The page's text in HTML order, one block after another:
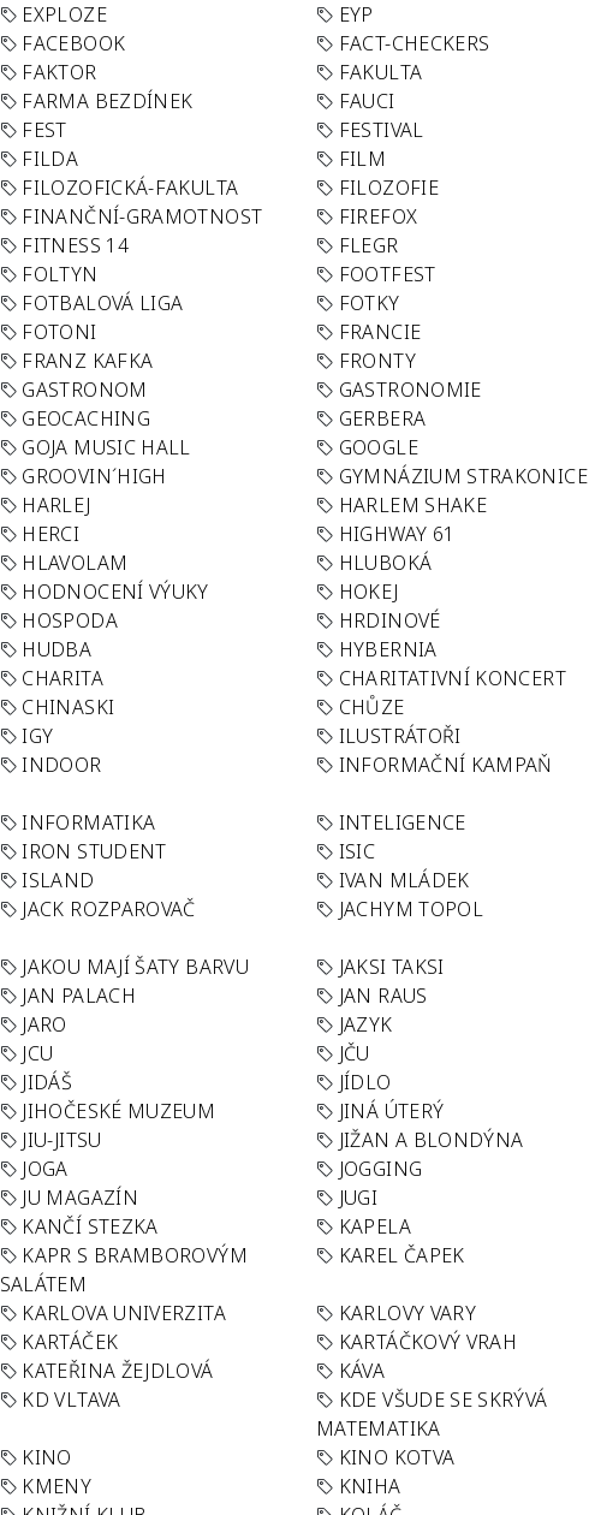
EXPLOZE EYP
FACEBOOK FACT-CHECKERS
FAKTOR FAKULTA
FARMA BEZDÍNEK FAUCI
FEST FESTIVAL
FILDA FILM
FILOZOFICKÁ-FAKULTA FILOZOFIE
FINANČNÍ-GRAMOTNOST FIREFOX
FITNESS 14 FLEGR
FOLTYN FOOTFEST
FOTBALOVÁ LIGA FOTKY
FOTONI FRANCIE
FRANZ KAFKA FRONTY
GASTRONOM GASTRONOMIE
GEOCACHING GERBERA
GOJA MUSIC HALL GOOGLE
GROOVIN´HIGH GYMNÁZIUM STRAKONICE
HARLEJ HARLEM SHAKE
HERCI HIGHWAY 61
HLAVOLAM HLUBOKÁ
HODNOCENÍ VÝUKY HOKEJ
HOSPODA HRDINOVÉ
HUDBA HYBERNIA
CHARITA CHARITATIVNÍ KONCERT
CHINASKI CHŮZE
IGY ILUSTRÁTOŘI
INDOOR INFORMAČNÍ KAMPAŇ
INFORMATIKA INTELIGENCE
IRON STUDENT ISIC
ISLAND IVAN MLÁDEK
JACK ROZPAROVAČ JACHYM TOPOL
JAKOU MAJÍ ŠATY BARVU JAKSI TAKSI
JAN PALACH JAN RAUS
JARO JAZYK
JCU JČU
JIDÁŠ JÍDLO
JIHOČESKÉ MUZEUM JINÁ ÚTERÝ
JIU-JITSU JIŽAN A BLONDÝNA
JOGA JOGGING
JU MAGAZÍN JUGI
KANČÍ STEZKA KAPELA
KAPR S BRAMBOROVÝM
SALÁTEM
KAREL ČAPEK
KARLOVA UNIVERZITA KARLOVY VARY
KARTÁČEK KARTÁČKOVÝ VRAH
KATEŘINA ŽEJDLOVÁ KÁVA
KD VLTAVA
KDE VŠUDE SE SKRÝVÁ
MATEMATIKA
KINO KINO KOTVA
KMENY KNIHA